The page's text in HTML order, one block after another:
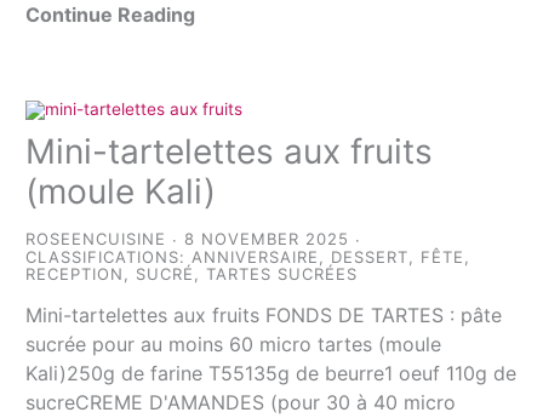
Continue Reading
Mini-tartelettes aux fruits
(moule Kali)
ROSEENCUISINE
8 NOVEMBER 2025
CLASSIFICATIONS:ANNIVERSAIRE, DESSERT, FÊTE,
RECEPTION, SUCRÉ,TARTES SUCRÉES
Mini-tartelettes aux fruits FONDS DE TARTES : pâte
sucrée pour au moins 60 micro tartes (moule
Kali)250g de farine T55135g de beurre1 oeuf 110g de
sucreCREME D'AMANDES (pour 30 à 40 micro